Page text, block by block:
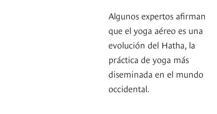
Algunos expertos afirman
que el yoga aéreo es una
evolución del Hatha, la
práctica de yoga más
diseminada en el mundo
occidental.